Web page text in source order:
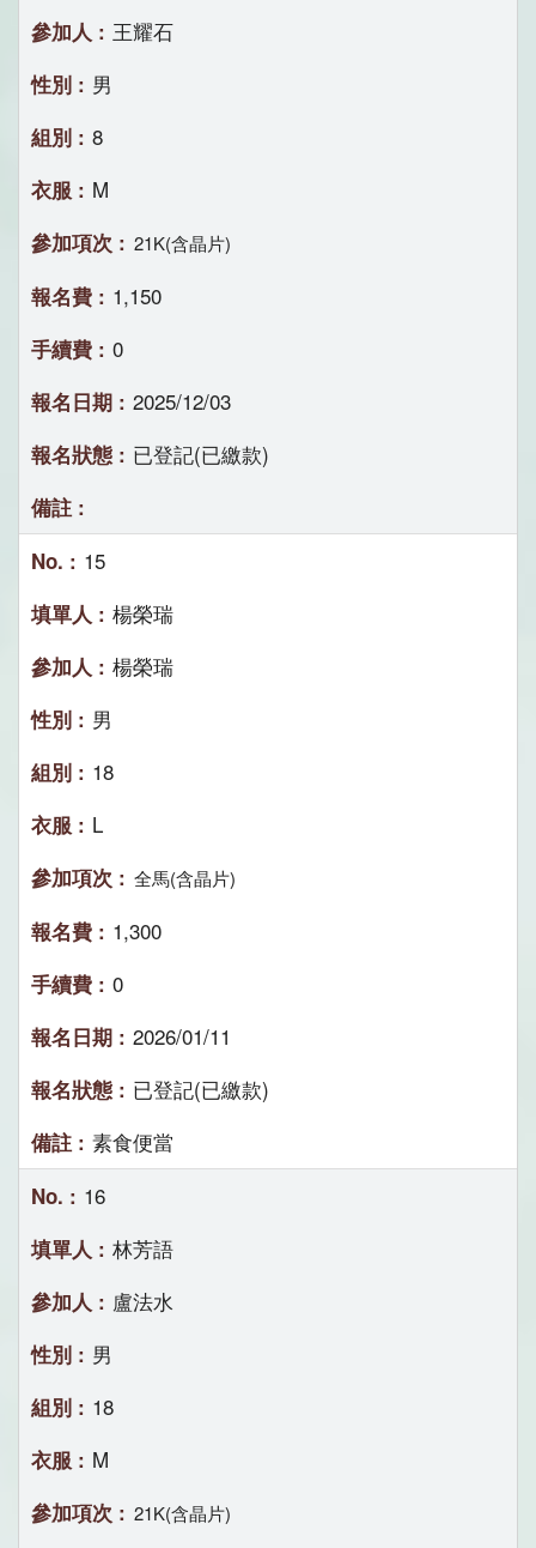
王耀石
男
8
M
21K(含晶片)
1,150
0
2025/12/03
已登記(已繳款)
15
楊榮瑞
楊榮瑞
男
18
L
全馬(含晶片)
1,300
0
2026/01/11
已登記(已繳款)
素食便當
16
林芳語
盧法水
男
18
M
21K(含晶片)